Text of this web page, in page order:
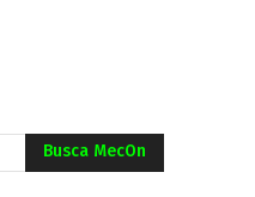
Busca MecOn